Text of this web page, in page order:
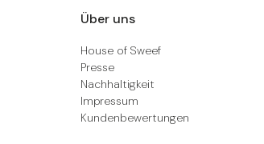
Über uns
House of Sweef
Presse
Nachhaltigkeit
Impressum
Kundenbewertungen